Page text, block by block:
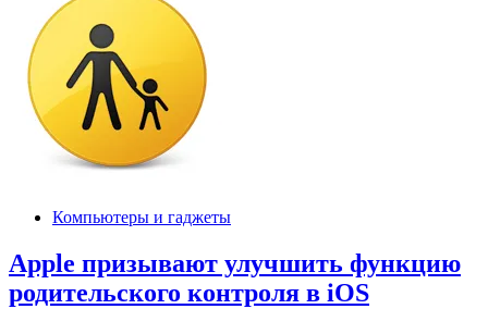
Компьютеры и гаджеты
Apple призывают улучшить функцию
родительского контроля в iOS